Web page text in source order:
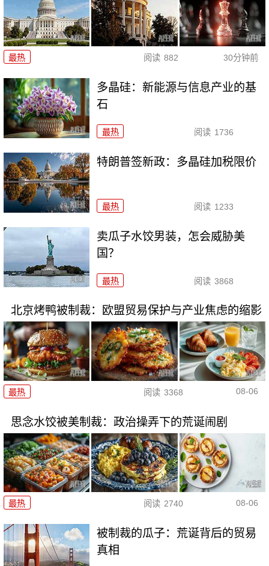
最热 阅读 882 30分钟前
多晶硅：新能源与信息产业的基
石
最热 阅读 1736
特朗普签新政：多晶硅加税限价
最热 阅读 1233
卖瓜子水饺男装，怎会威胁美
国？
最热 阅读 3868
北京烤鸭被制裁：欧盟贸易保护与产业焦虑的缩影
最热 阅读 3368 08-06
思念水饺被美制裁：政治操弄下的荒诞闹剧
最热 阅读 2740 08-06
被制裁的瓜子：荒诞背后的贸易
真相